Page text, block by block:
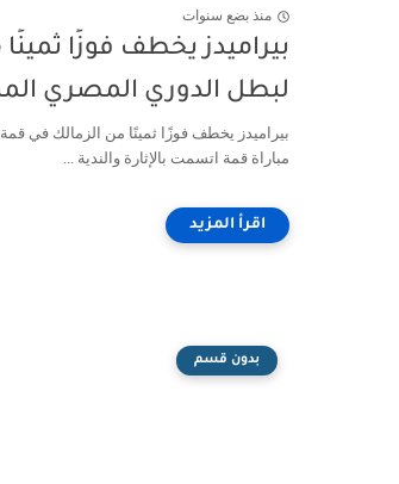
منذ بضع سنوات
بيراميدز يخطف فوزًا
لبطل الدوري المصري
بيراميدز يخطف فوزًا ثمينًا من الزمالك في
مباراة قمة اتسمت بالإثارة والندية ...
بدون قسم